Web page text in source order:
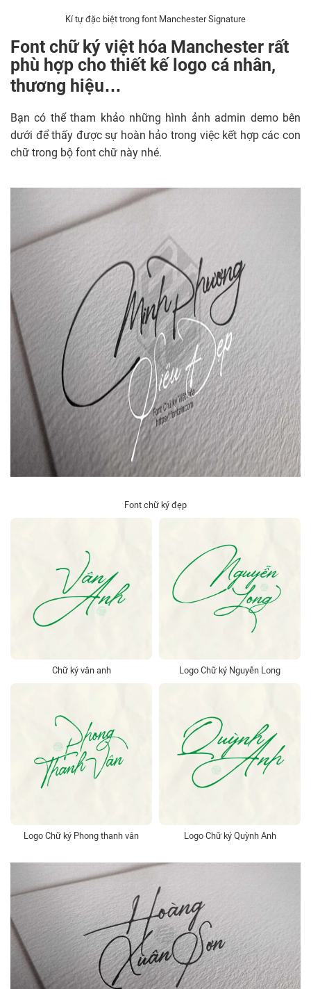
Kí tự đặc biệt trong font Manchester Signature
Font chữ ký việt hóa Manchester rất
phù hợp cho thiết kế logo cá nhân,
thương hiệu…
Bạn có thể tham khảo những hình ảnh admin demo bên
dưới để thấy được sự hoàn hảo trong việc kết hợp các con
chữ trong bộ font chữ này nhé.
Font chữ ký đẹp
Chữ ký vân anh Logo Chữ ký Nguyễn Long
Logo Chữ ký Phong thanh vân Logo Chữ ký Quỳnh Anh